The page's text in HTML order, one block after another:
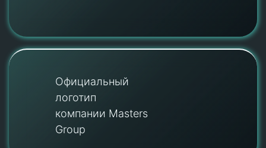
Официальный
логотип
компании Masters
Group